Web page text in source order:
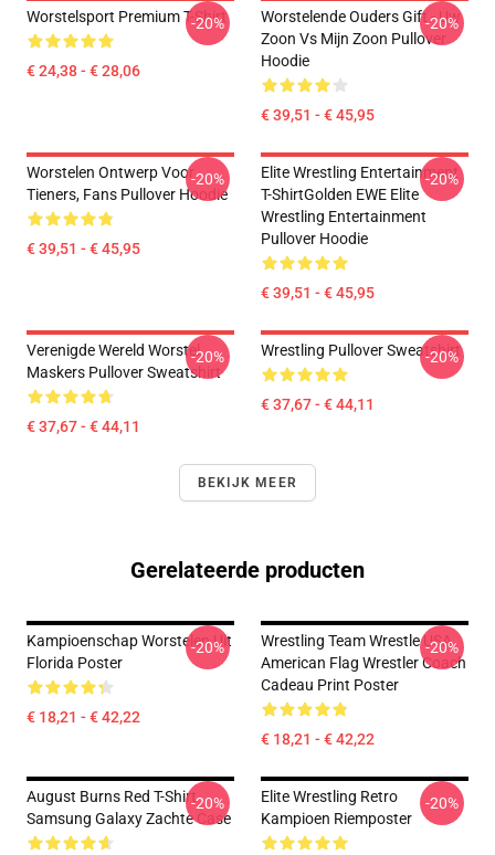
Worstelsport Premium T-Shirt
€ 24,38 - € 28,06
-20%
Worstelende Ouders Gift - Uw
Zoon Vs Mijn Zoon Pullover
Hoodie
€ 39,51 - € 45,95
-20%
Worstelen Ontwerp Voor
Tieners, Fans Pullover Hoodie
€ 39,51 - € 45,95
-20%
Elite Wrestling Entertainment
T-ShirtGolden EWE Elite
Wrestling Entertainment
Pullover Hoodie
€ 39,51 - € 45,95
-20%
Verenigde Wereld Worstel
Maskers Pullover Sweatshirt
€ 37,67 - € 44,11
-20% Wrestling Pullover Sweatshirt
€ 37,67 - € 44,11
-20%
BEKIJK MEER
Gerelateerde producten
Kampioenschap Worstelen Uit
Florida Poster
€ 18,21 - € 42,22
-20%
Wrestling Team Wrestle USA
American Flag Wrestler Coach
Cadeau Print Poster
€ 18,21 - € 42,22
-20%
August Burns Red T-Shirt
Samsung Galaxy Zachte Case
-20%
Elite Wrestling Retro
Kampioen Riemposter
-20%